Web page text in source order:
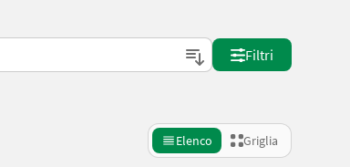
Filtri
Elenco Griglia